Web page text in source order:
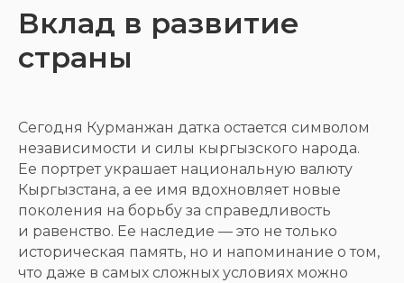
Вклад в развитие
страны
Сегодня Курманжан датка остается символом
независимости и силы кыргызского народа.
Ее портрет украшает национальную валюту
Кыргызстана, а ее имя вдохновляет новые
поколения на борьбу за справедливость
и равенство. Ее наследие — это не только
историческая память, но и напоминание о том,
что даже в самых сложных условиях можно